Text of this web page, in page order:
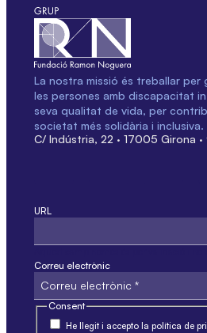
La nostra missió és treballar per
les persones amb discapacitat
seva qualitat de vida, per
societat més solidària i inclusiva.
C/ Indústria, 22 · 17005 Girona ·
URL
Correu electrònic
Consent
He llegit i accepto la política de